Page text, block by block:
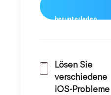
herunterladen
Lösen Sie
verschiedene
iOS-Probleme